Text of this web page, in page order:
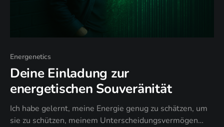
Energenetics
Deine Einladung zur
energetischen Souveränität
Ich habe gelernt, meine Energie genug zu schätzen, um
sie zu schützen, meinem Unterscheidungsvermögen